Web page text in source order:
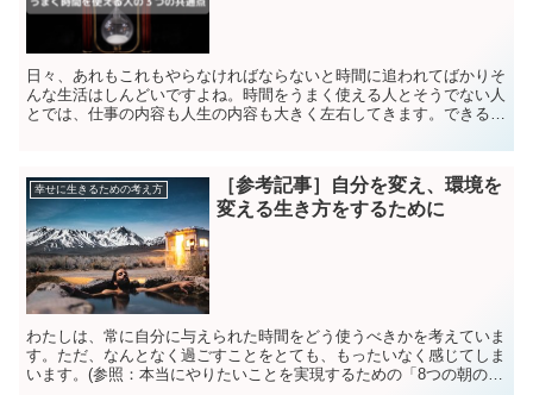
日々、あれもこれもやらなければならないと時間に追われてばかりそ
んな生活はしんどいですよね。時間をうまく使える人とそうでない人
とでは、仕事の内容も人生の内容も大きく左右してきます。できるこ
幸せに生きるための考え方
［参考記事］自分を変え、環境を
変える生き方をするために
わたしは、常に自分に与えられた時間をどう使うべきかを考えていま
す。ただ、なんとなく過ごすことをとても、もったいなく感じてしま
います。(参照：本当にやりたいことを実現するための「8つの朝の日